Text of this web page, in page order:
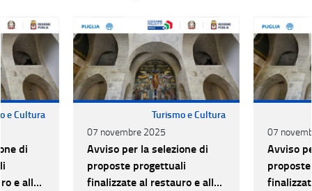
e Cultura
di
e alla
Turismo e Cultura
07 novembre 2025
Avviso per la selezione di
proposte progettuali
finalizzate al restauro e alla
07
Avviso